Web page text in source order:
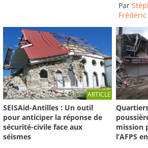
Par
Frédéric
ARTICLE
SEISAid-Antilles : Un outil
pour anticiper la réponse de
sécurité-civile face aux
séismes
mission
l’AFPS